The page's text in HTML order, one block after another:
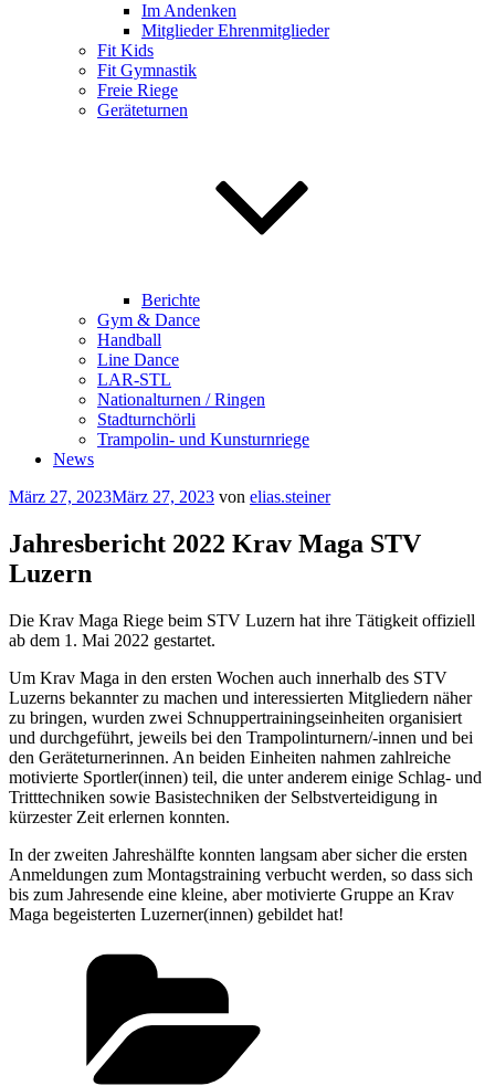
Im Andenken
Mitglieder Ehrenmitglieder
Fit Kids
Fit Gymnastik
Freie Riege
Geräteturnen
Berichte
Gym & Dance
Handball
Line Dance
LAR-STL
Nationalturnen / Ringen
Stadturnchörli
Trampolin- und Kunsturnriege
News
Veröffentlicht
März 27, 2023März 27, 2023 von elias.steiner
Jahresbericht 2022 Krav Maga STV
Luzern
Die Krav Maga Riege beim STV Luzern hat ihre Tätigkeit offiziell
ab dem 1. Mai 2022 gestartet.
Um Krav Maga in den ersten Wochen auch innerhalb des STV
Luzerns bekannter zu machen und interessierten Mitgliedern näher
zu bringen, wurden zwei Schnuppertrainingseinheiten organisiert
und durchgeführt, jeweils bei den Trampolinturnern/-innen und bei
den Geräteturnerinnen. An beiden Einheiten nahmen zahlreiche
motivierte Sportler(innen) teil, die unter anderem einige Schlag- und
Tritttechniken sowie Basistechniken der Selbstverteidigung in
kürzester Zeit erlernen konnten.
In der zweiten Jahreshälfte konnten langsam aber sicher die ersten
Anmeldungen zum Montagstraining verbucht werden, so dass sich
bis zum Jahresende eine kleine, aber motivierte Gruppe an Krav
Maga begeisterten Luzerner(innen) gebildet hat!